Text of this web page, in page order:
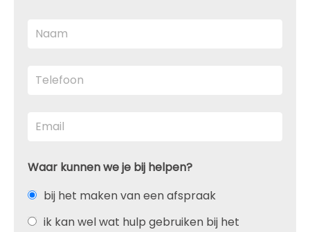
Waar kunnen we je bij helpen?
bij het maken van een afspraak
ik kan wel wat hulp gebruiken bij het